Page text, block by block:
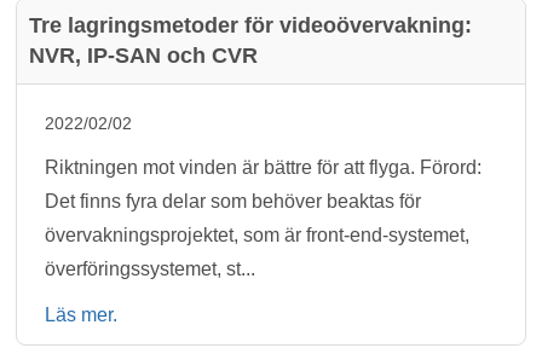
Tre lagringsmetoder för videoövervakning:
NVR, IP-SAN och CVR
2022/02/02
Riktningen mot vinden är bättre för att flyga. Förord:
Det finns fyra delar som behöver beaktas för
övervakningsprojektet, som är front-end-systemet,
överföringssystemet, st...
Läs mer.